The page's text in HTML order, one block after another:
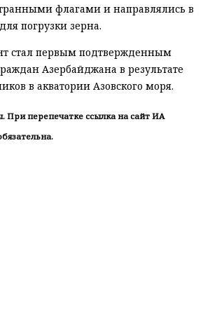
флагами и направлялись в
погрузки зерна.
стал первым подтвержденным
Азербайджана в результате
в акватории Азовского моря.
При перепечатке ссылка на сайт ИА